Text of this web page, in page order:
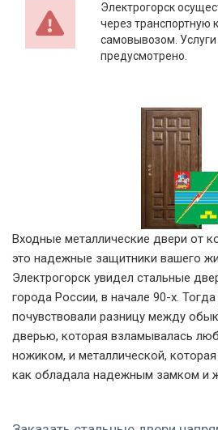
Электрогорск
через транспортную
самовывозом. Услуги
предусмотрено.
Входные металлические двери от
это надежные защитники вашего
Электрогорск увидел стальные
города России, в начале 90-х.
почувствовали разницу между
дверью, которая взламывалась
ножиком, и металлической,
как обладала надежным замком и